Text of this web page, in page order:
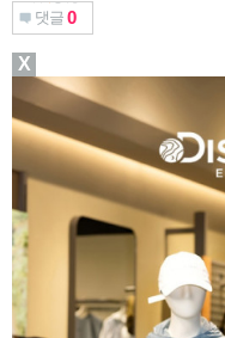
댓글 0
X